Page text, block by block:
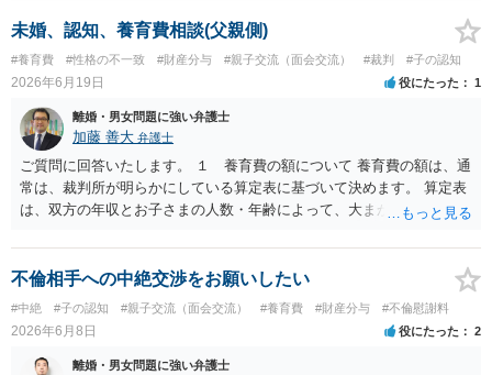
養育費の金額を決めるよう勧めてくれます。 仮に合意が成立しなけれ
ば裁判官が金額を判断する審判手続きに進みますので、金額は確実に
未婚、認知、養育費相談(父親側)
#養育費 #性格の不一致 #財産分与 #親子交流（面会交流） #裁判 #子の認知
2026年6月19日 役にたった 1
離婚・男女問題に強い弁護士
加藤 善大 弁護士
ご質問に回答いたします。 １ 養育費の額について 養育費の額は、通
常は、裁判所が明らかにしている算定表に基づいて決めます。 算定表
は、双方の年収とお子さまの人数・年齢によって、大まかな金額がわ
的な金額はわかりません。 例えば、育児中ということで相手女性が働
いていない場合は、年収がゼロか、 年収が１００万円ほどかる前提で
算定することがありますが、 いずれも、月額養育費は４万円から６万
円の範囲になると思われます（年収ゼロとすると６万円に近づき、年
収１００万円とすると４万円に近づく感じです。）。 （息子さんの支
出を考慮して養育費を決めることは通常はありませんのでご注意くだ
不倫相手への中絶交渉をお願いしたい
#中絶 #子の認知 #親子交流（面会交流） #養育費 #財産分与 #不倫慰謝料
2026年6月8日 役にたった 2
離婚・男女問題に強い弁護士